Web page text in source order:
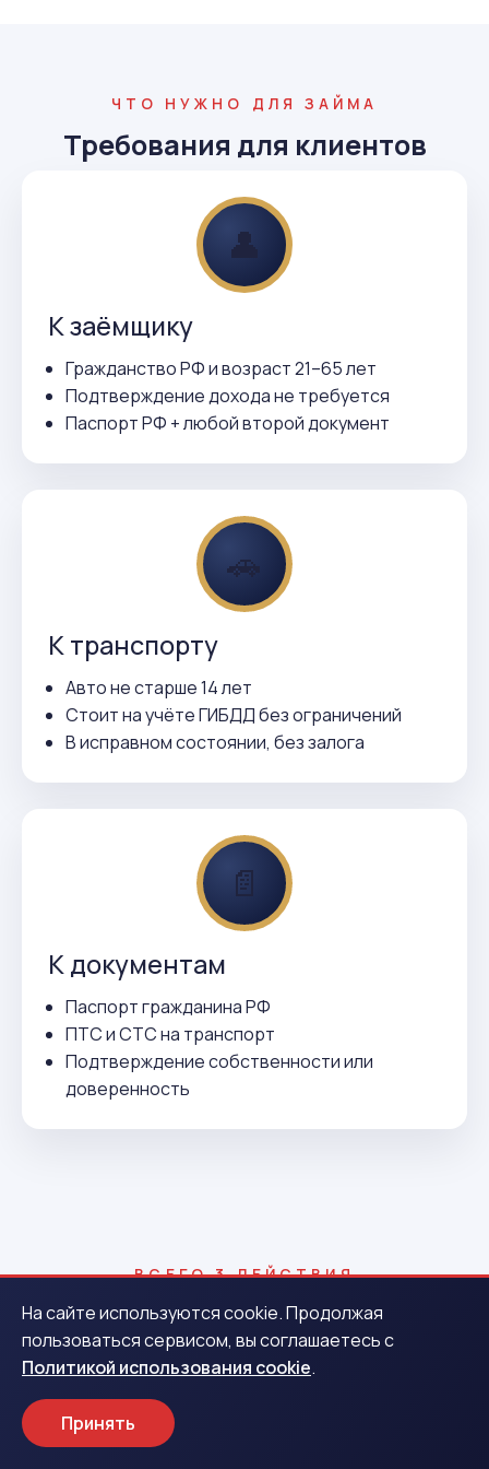
ЧТО НУЖНО ДЛЯ ЗАЙМА
Требования для клиентов
👤
К заёмщику
Гражданство РФ и возраст 21–65 лет
Подтверждение дохода не требуется
Паспорт РФ + любой второй документ
🚗
К транспорту
Авто не старше 14 лет
Стоит на учёте ГИБДД без ограничений
В исправном состоянии, без залога
📄
К документам
Паспорт гражданина РФ
ПТС и СТС на транспорт
Подтверждение собственности или
доверенность
ВСЕГО 3 ДЕЙСТВИЯ
Как получить деньги в
Арсеньеве
1
На сайте используются cookie. Продолжая
пользоваться сервисом, вы соглашаетесь с
Политикой использования cookie.
Принять